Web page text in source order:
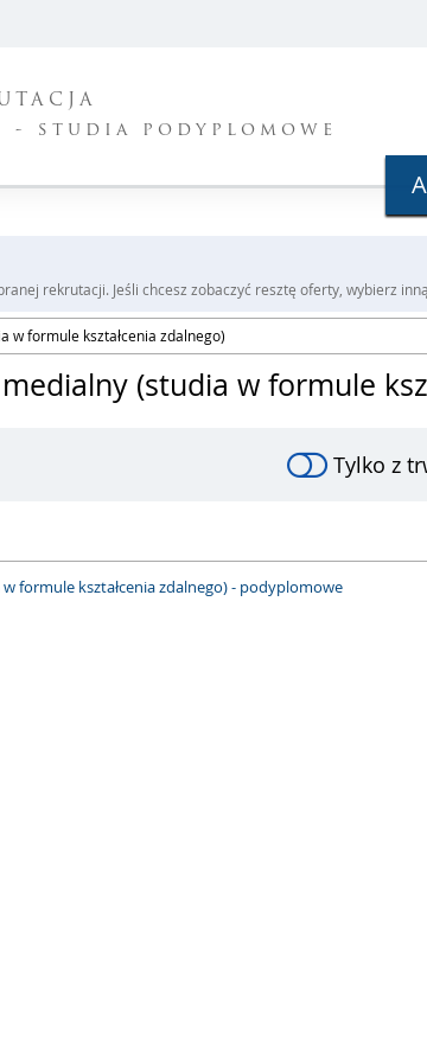
- studia podyplomowe
rekrutacji. Jeśli chcesz zobaczyć resztę oferty, wybierz
w formule kształcenia zdalnego)
(studia w formule
Tylko z
formule kształcenia zdalnego) - podyplomowe